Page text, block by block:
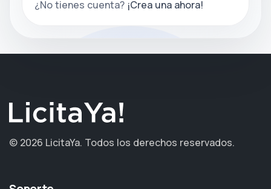
¿No tienes cuenta? ¡Crea una ahora!
© 2026 LicitaYa. Todos los derechos reservados.